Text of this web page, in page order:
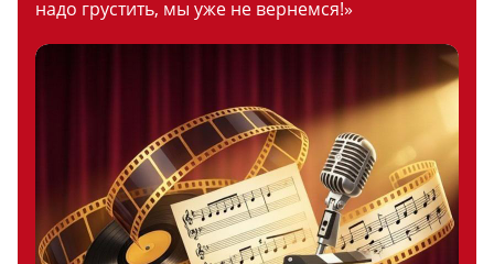
надо грустить, мы уже не вернемся!»